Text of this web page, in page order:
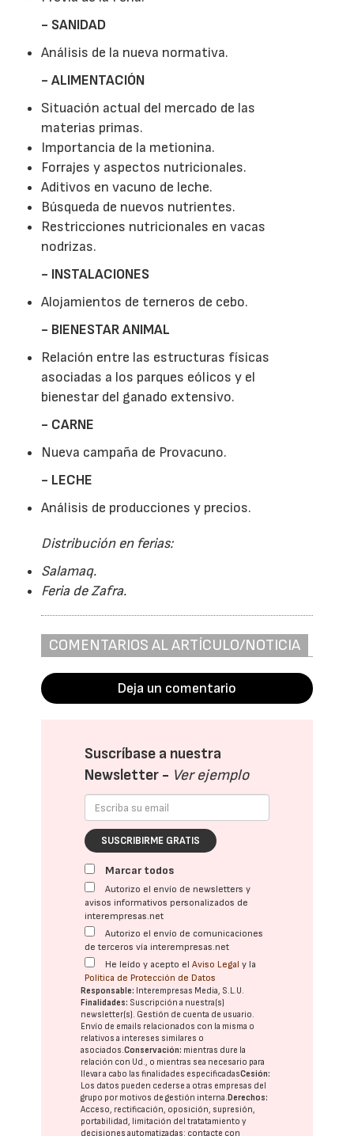
- SANIDAD
Análisis de la nueva normativa.
- ALIMENTACIÓN
Situación actual del mercado de las
materias primas.
Importancia de la metionina.
Forrajes y aspectos nutricionales.
Aditivos en vacuno de leche.
Búsqueda de nuevos nutrientes.
Restricciones nutricionales en vacas
nodrizas.
- INSTALACIONES
Alojamientos de terneros de cebo.
- BIENESTAR ANIMAL
Relación entre las estructuras físicas
asociadas a los parques eólicos y el
bienestar del ganado extensivo.
- CARNE
Nueva campaña de Provacuno.
- LECHE
Análisis de producciones y precios.
Distribución en ferias:
Salamaq.
Feria de Zafra.
COMENTARIOS AL ARTÍCULO/NOTICIA
Deja un comentario
Suscríbase a nuestra
Newsletter - Ver ejemplo
SUSCRIBIRME GRATIS
Marcar todos
Autorizo el envío de newsletters y
avisos informativos personalizados de
interempresas.net
Autorizo el envío de comunicaciones
de terceros vía interempresas.net
He leído y acepto elAviso Legal y la
Política de Protección de Datos
Responsable: Interempresas Media, S.L.U.
Finalidades: Suscripción a nuestra(s)
newsletter(s). Gestión de cuenta de usuario.
Envío de emails relacionados con la misma o
relativos a intereses similares o
asociados.Conservación: mientras dure la
relación con Ud., o mientras sea necesario para
llevar a cabo las finalidades especificadasCesión:
Los datos pueden cederse a otras empresas del
grupo por motivos de gestión interna. Derechos:
Acceso, rectificación, oposición, supresión,
portabilidad, limitación del tratatamiento y
decisiones automatizadas: contacte con